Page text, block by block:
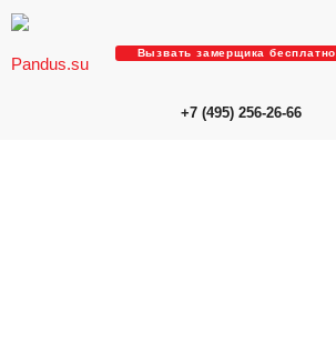
Вызвать замерщика бесплатно
+7 (495) 256-26-66